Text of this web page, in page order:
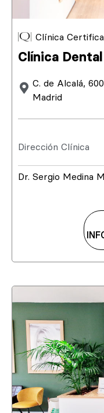
Clínica
Clínica
C. de Alcalá,
Madrid
Dirección Clínica
Dr. Sergio Medina